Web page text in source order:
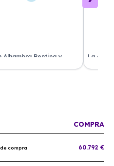
Alhambra Renting y
sido transparente y sin
La
COMPRA
compra 60.792 €